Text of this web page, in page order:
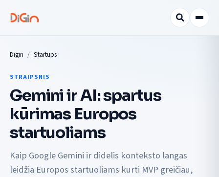
Digin Startups
STRAIPSNIS
Gemini ir AI: spartus
kūrimas Europos
startuoliams
Kaip Google Gemini ir didelis konteksto langas
leidžia Europos startuoliams kurti MVP greičiau,